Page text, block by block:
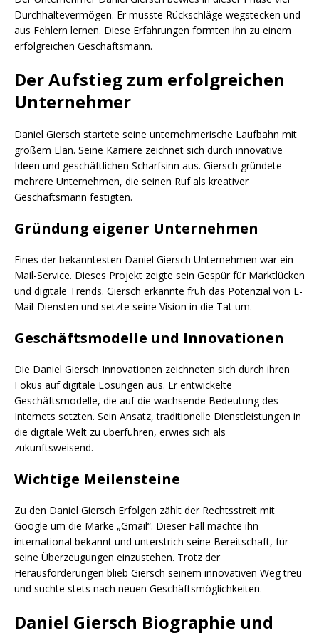
Durchhaltevermögen. Er musste Rückschläge wegstecken und
aus Fehlern lernen. Diese Erfahrungen formten ihn zu einem
erfolgreichen Geschäftsmann.
Der Aufstieg zum erfolgreichen
Unternehmer
Daniel Giersch startete seine unternehmerische Laufbahn mit
großem Elan. Seine Karriere zeichnet sich durch innovative
Ideen und geschäftlichen Scharfsinn aus. Giersch gründete
mehrere Unternehmen, die seinen Ruf als kreativer
Geschäftsmann festigten.
Gründung eigener Unternehmen
Eines der bekanntesten Daniel Giersch Unternehmen war ein
Mail-Service. Dieses Projekt zeigte sein Gespür für Marktlücken
und digitale Trends. Giersch erkannte früh das Potenzial von E-
Mail-Diensten und setzte seine Vision in die Tat um.
Geschäftsmodelle und Innovationen
Die Daniel Giersch Innovationen zeichneten sich durch ihren
Fokus auf digitale Lösungen aus. Er entwickelte
Geschäftsmodelle, die auf die wachsende Bedeutung des
Internets setzten. Sein Ansatz, traditionelle Dienstleistungen in
die digitale Welt zu überführen, erwies sich als
zukunftsweisend.
Wichtige Meilensteine
Zu den Daniel Giersch Erfolgen zählt der Rechtsstreit mit
Google um die Marke „Gmail“. Dieser Fall machte ihn
international bekannt und unterstrich seine Bereitschaft, für
seine Überzeugungen einzustehen. Trotz der
Herausforderungen blieb Giersch seinem innovativen Weg treu
und suchte stets nach neuen Geschäftsmöglichkeiten.
Daniel Giersch Biographie und